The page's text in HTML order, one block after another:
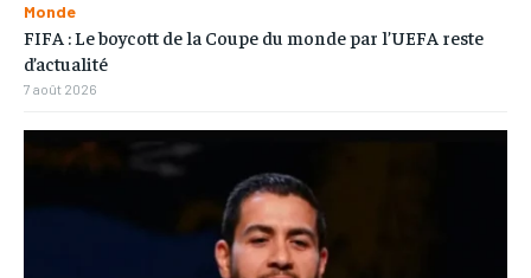
Monde
FIFA : Le boycott de la Coupe du monde par l’UEFA reste
d’actualité
7 août 2026